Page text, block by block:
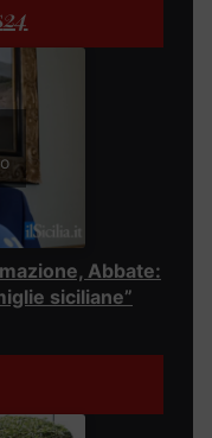
24
Abbate:
siciliane”